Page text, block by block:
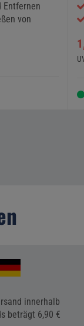
Entfernen
von
innerhalb
beträgt 6,90 €